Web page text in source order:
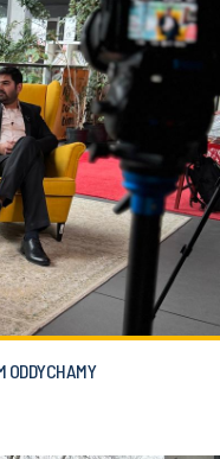
ODDYCHAMY